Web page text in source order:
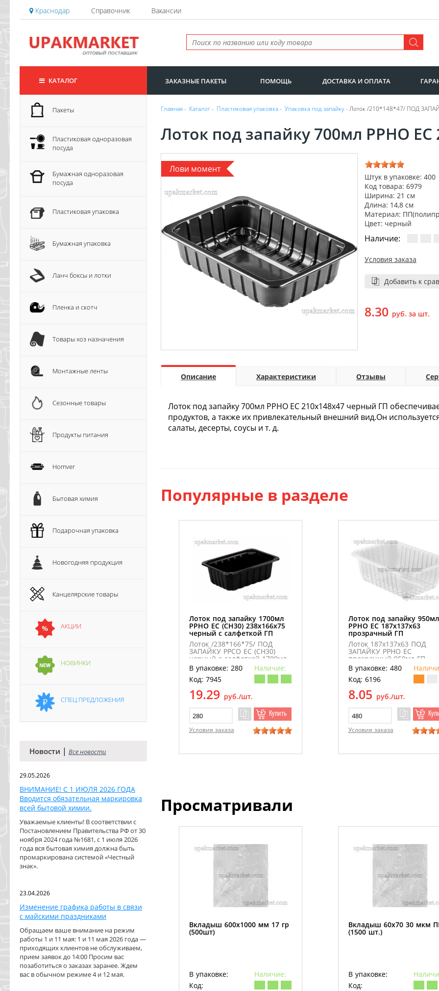
Краснодар Справочник Вакансии
КАТАЛОГ ЗАКАЗНЫЕ ПАКЕТЫ ПОМОЩЬ ДОСТАВКА И ОПЛАТА
Пакеты
Пластиковая одноразовая
посуда
Бумажная одноразовая
посуда
Пластиковая упаковка
Бумажная упаковка
Ланч боксы и лотки
Пленка и скотч
Товары хоз назначения
Монтажные ленты
Сезонные товары
Продукты питания
Homver
Бытовая химия
Подарочная упаковка
Новогодняя продукция
Канцелярские товары
АКЦИИ
НОВИНКИ
СПЕЦ ПРЕДЛОЖЕНИЯ
Новости | Все новости
29.05.2026
ВНИМАНИЕ! С 1 ИЮЛЯ 2026 ГОДА
Вводится обязательная маркировка
всей бытовой химии.
Уважаемые клиенты! В соответствии с
Постановлением Правительства РФ от 30
ноября 2024 года №1681, с 1 июля 2026
года вся бытовая химия должна быть
промаркирована системой «Честный
знак».
23.04.2026
Изменение графика работы в связи
с майскими праздниками
Обращаем ваше внимание на режим
работы 1 и 11 мая: 1 и 11 мая 2026 года —
приходящих клиентов не обслуживаем,
прием заявок до 14:00 Просим вас
позаботиться о заказах заранее. Ждем
вас в обычном режиме 4 и 12 мая.
Главная- Каталог- Пластиковая упаковка- Упаковка под запайку- Лоток /210*148*47/ ПОД
Лоток под запайку 700мл PPHO
Лови момент
Штук в упаковке: 400
Код товара: 6979
Ширина: 21 см
Длина: 14,8 см
Материал:
Цвет: черный
Наличие:
Условия заказа
Добавить к
8.30 руб. за шт.
Описание Характеристики Отзывы
Лоток под запайку 700мл PPHO EC 210х148х47 черный ГП
продуктов, а также их привлекательный внешний вид.Он
салаты, десерты, соусы и т. д.
Популярные в разделе
Лоток под запайку 1700мл
PPHO EC (CН30) 238х166х75
черный с салфеткой ГП
Лоток /238*166*75/ ПОД
ЗАПАЙКУ PPСO ЕС (CН30)
черный c салфеткой 1700мл
ГП (280шт)
В упаковке: 280
Наличие:
Код: 7945
19.29 руб./шт.
Купить
Условия заказа
Лоток под запайку 950мл
PPHO EC 187х137х63
прозрачный ГП
Лоток 187х137х63 ПОД
ЗАПАЙКУ PPHO EC
прозрачный 950мл ГП
В упаковке: 480
Код: 6196
8.05 руб./шт.
Условия заказа
Просматривали
Вкладыш 600х1000 мм 17 гр
(500шт)
В упаковке:
Наличие:
Код:
Вкладыш 60х70 30 мкм
(1500 шт.)
В упаковке:
Код: